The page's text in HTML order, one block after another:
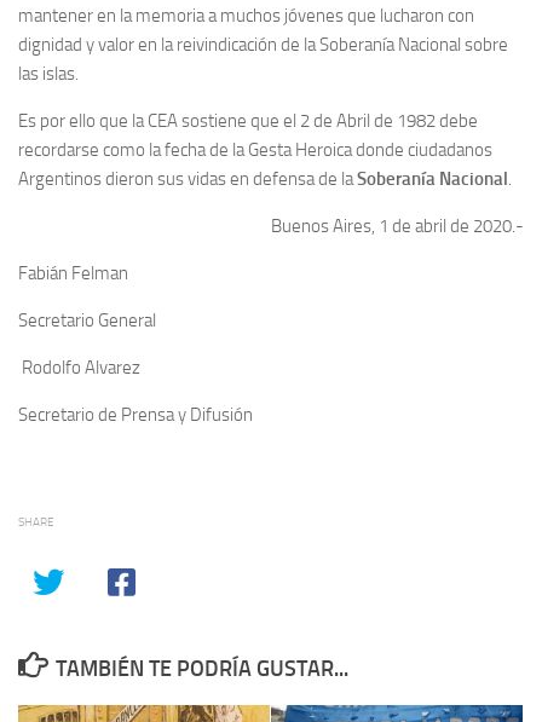
mantener en la memoria a muchos jóvenes que lucharon con
dignidad y valor en la reivindicación de la Soberanía Nacional sobre
las islas.
Es por ello que la CEA sostiene que el 2 de Abril de 1982 debe
recordarse como la fecha de la Gesta Heroica donde ciudadanos
Argentinos dieron sus vidas en defensa de laSoberanía Nacional .
Buenos Aires, 1 de abril de 2020.-
Fabián Felman
Secretario General
Rodolfo Alvarez
Secretario de Prensa y Difusión
SHARE
TAMBIÉN TE PODRÍA GUSTAR...